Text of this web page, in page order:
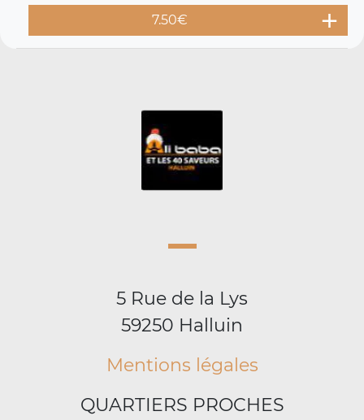
7.50€
5 Rue de la Lys
59250 Halluin
Mentions légales
QUARTIERS PROCHES